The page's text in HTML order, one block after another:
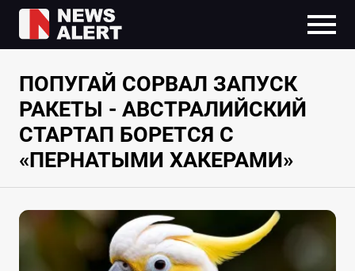
ПОПУГАЙ СОРВАЛ ЗАПУСК
РАКЕТЫ - АВСТРАЛИЙСКИЙ
СТАРТАП БОРЕТСЯ С
«ПЕРНАТЫМИ ХАКЕРАМИ»